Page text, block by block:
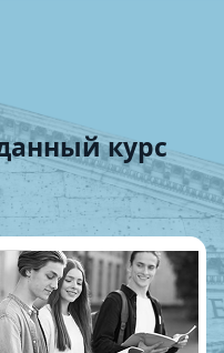
курс